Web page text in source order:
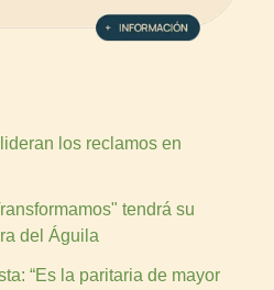
los reclamos en
tendrá su
del Águila
“Es la paritaria de mayor